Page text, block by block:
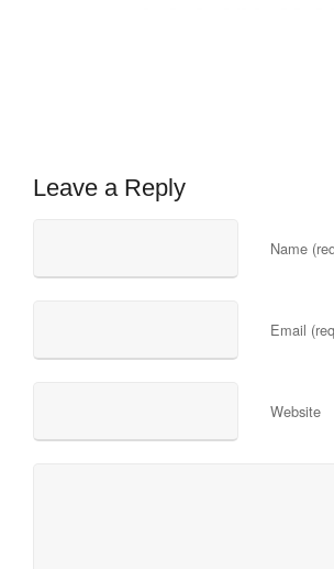
Leave a Reply
Name
Email
Website